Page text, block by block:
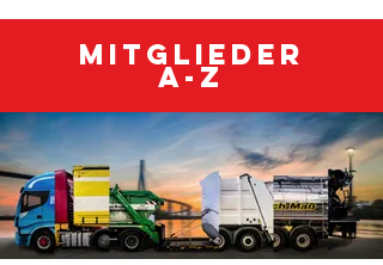
Mitglieder
A-Z